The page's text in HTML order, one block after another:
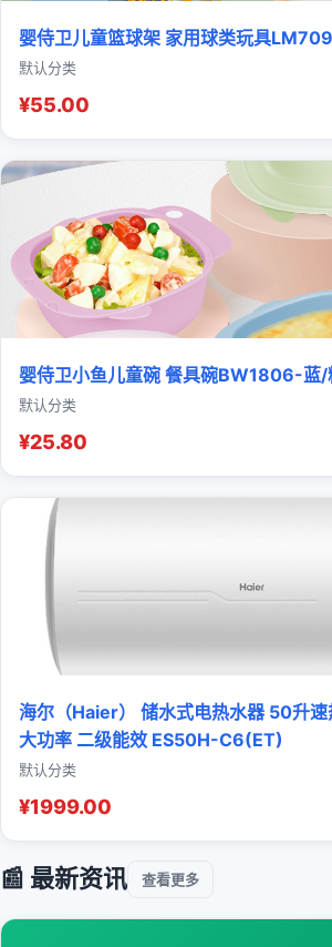
婴侍卫儿童篮球架 家用球类玩具
默认分类
¥55.00
婴侍卫小鱼儿童碗 餐具碗BW1806-蓝/
默认分类
¥25.80
海尔（Haier） 储水式电热水器 50升
大功率 二级能效 ES50H-C6(ET)
默认分类
¥1999.00
📰 最新资讯 查看更多